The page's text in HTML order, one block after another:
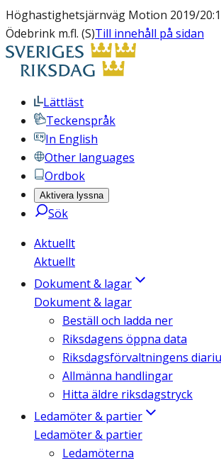
Höghastighetsjärnväg Motion 2019/
Ödebrink m.fl. (S)Till innehåll på sidan
Lättläst
Teckenspråk
In English
Other languages
Ordbok
Aktivera lyssna
Sök
Aktuellt
Aktuellt
Dokument & lagar
Dokument & lagar
Beställ och ladda ner
Riksdagens öppna data
Riksdagsförvaltningens
Allmänna handlingar
Hitta äldre riksdagstryck
Ledamöter & partier
Ledamöter & partier
Ledamöterna